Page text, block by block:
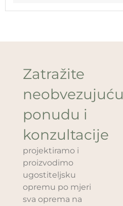
Zatražite
neobvezujuću
ponudu i
konzultacije
projektiramo i
proizvodimo
ugostiteljsku
opremu po mjeri
sva oprema na